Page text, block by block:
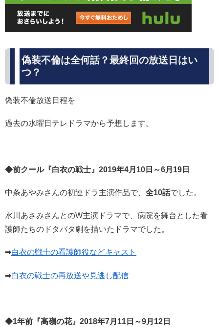
偽装不倫は全何話？最終回の放送日はい
つ？
偽装不倫放送日程を
過去の水曜日テレドラマから予想します。
◆前クール『白衣の戦士 』2019年4月10 日 ～6月19 日
中条あやみさんの初連ドラ主演作品で、 全10話でした。
水川あさみさんとのW主演ドラマで、病院を舞台とした看
護師たちのドタバタ劇を描いたドラマでした。
➡白衣の戦士の看護師役などキャスト
➡白衣の戦士の再放送や見逃し配信
◆1年前『高嶺の花』2018年7月11 日～9月12 日